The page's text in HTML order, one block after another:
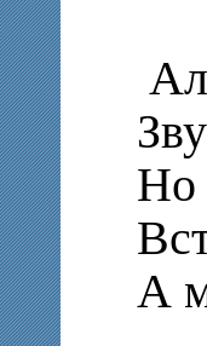
Но
А